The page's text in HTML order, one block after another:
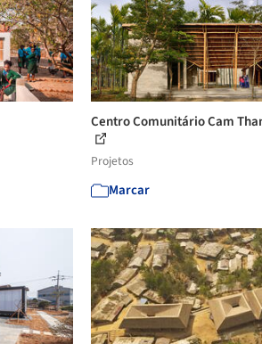
Centro Comunitário Cam
Projetos
Marcar